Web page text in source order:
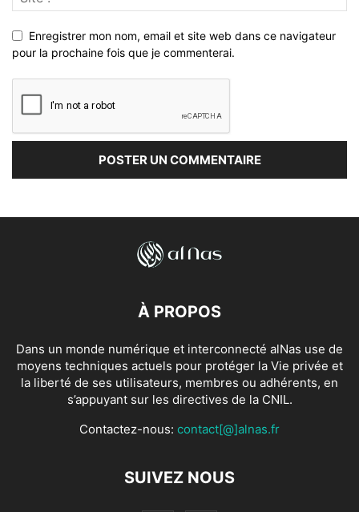
Enregistrer mon nom, email et site web dans ce navigateur
pour la prochaine fois que je commenterai.
À PROPOS
Dans un monde numérique et interconnecté alNas use de
moyens techniques actuels pour protéger la Vie privée et
la liberté de ses utilisateurs, membres ou adhérents, en
s’appuyant sur les directives de la CNIL.
Contactez-nous: contact[@]alnas.fr
SUIVEZ NOUS